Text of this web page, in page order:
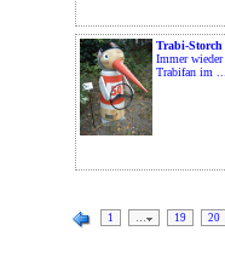
Trabi-Storch
Immer
Trabifan im
1 … 19 20